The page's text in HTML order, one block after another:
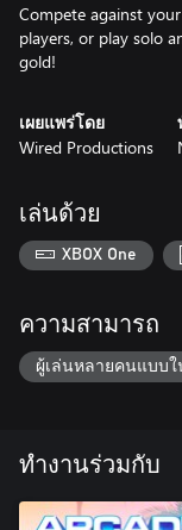
Compete against
players, or play solo
gold!
เผยแพร่โดย
Wired Productions
เล่นด้วย
XBOX One
ความสามารถ
ผู้เล่นหลายคนแบบ
ทำงานร่วมกับ